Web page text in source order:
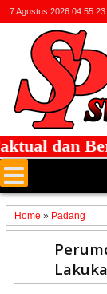
7 Agustus 2026 04:55:24
dan
Home » Padang